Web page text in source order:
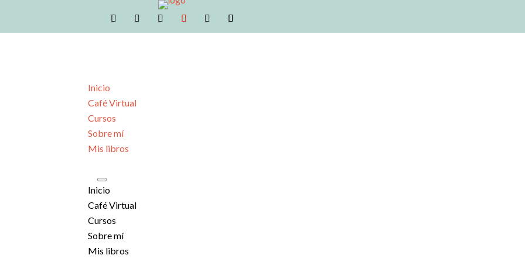
Inicio
Café Virtual
Cursos
Sobre mí
Mis libros
Inicio
Café Virtual
Cursos
Sobre mí
Mis libros